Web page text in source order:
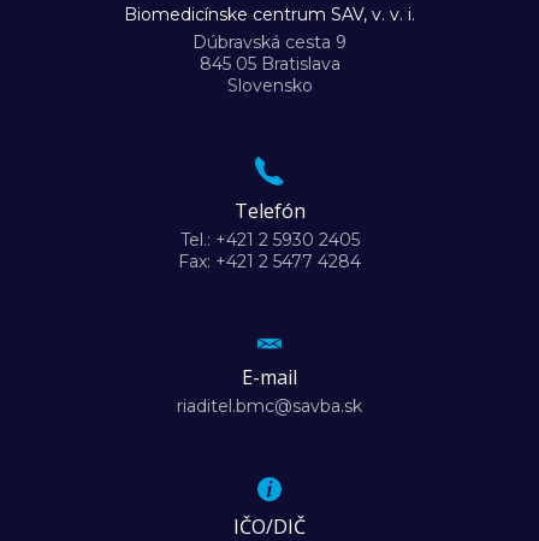
Biomedicínske centrum SAV, v. v. i.
Dúbravská cesta 9
845 05 Bratislava
Slovensko
Telefón
Tel.: +421 2 5930 2405
Fax: +421 2 5477 4284
E-mail
riaditel.bmc@savba.sk
IČO/DIČ